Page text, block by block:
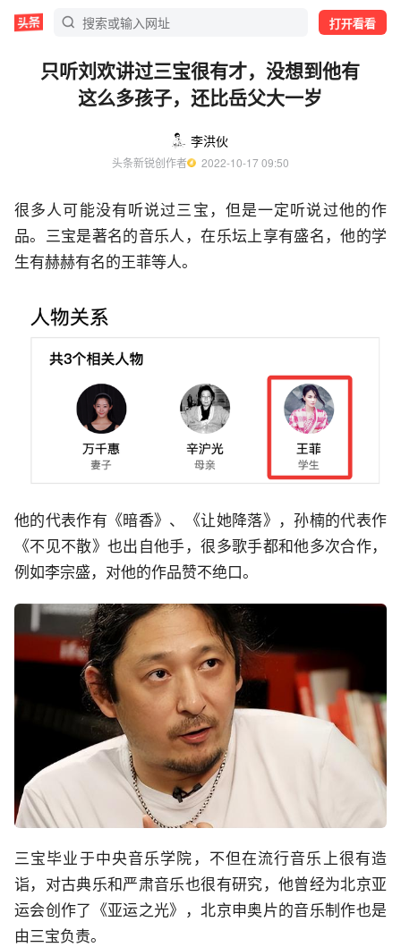
打开看看
只听刘欢讲过三宝很有才，没想到他有
这么多孩子，还比岳父大一岁
李洪伙
头条新锐创作者
  2022-10-17 09:50
很多人可能没有听说过三宝，但是一定听说过他的作
品。三宝是著名的音乐人，在乐坛上享有盛名，他的学
生有赫赫有名的王菲等人。
他的代表作有《暗香》、《让她降落》，孙楠的代表作
《不见不散》也出自他手，很多歌手都和他多次合作，
例如李宗盛，对他的作品赞不绝口。
三宝毕业于中央音乐学院，不但在流行音乐上很有造
诣，对古典乐和严肃音乐也很有研究，他曾经为北京亚
运会创作了《亚运之光》，北京申奥片的音乐制作也是
由三宝负责。